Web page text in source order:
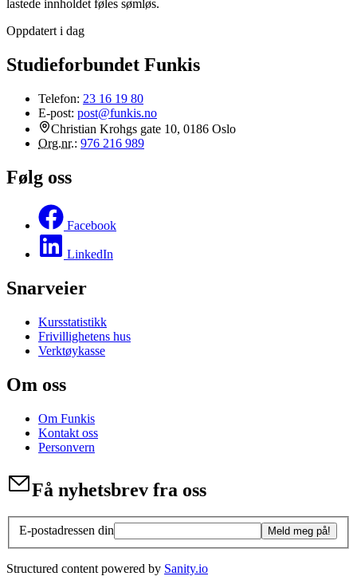
lastede innholdet føles sømløs.
Oppdatert i dag
Studieforbundet Funkis
Telefon: 23 16 19 80
E-post: post@funkis.no
Christian Krohgs gate 10, 0186 Oslo
Org.nr.: 976 216 989
Følg oss
Facebook
LinkedIn
Snarveier
Kursstatistikk
Frivillighetens hus
Verktøykasse
Om oss
Om Funkis
Kontakt oss
Personvern
Få nyhetsbrev fra oss
E-postadressen din Meld meg på!
Structured content powered by Sanity.io